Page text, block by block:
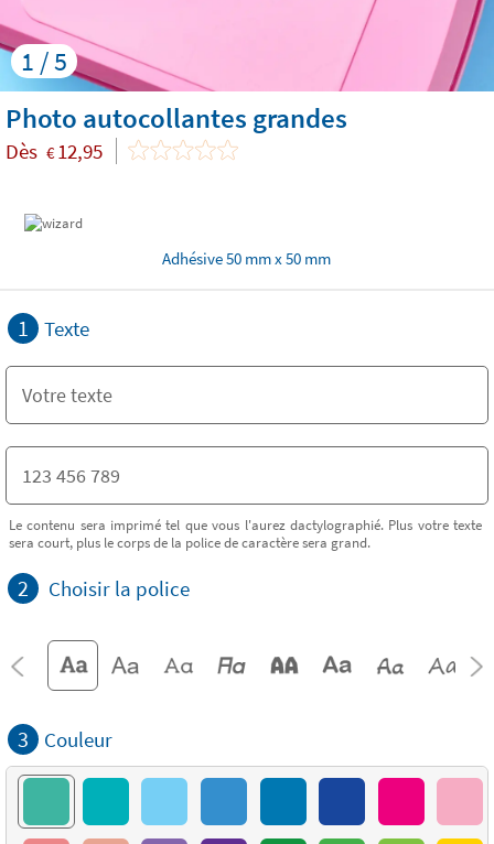
1 / 5
Photo autocollantes grandes
Dès €12,95
Adhésive 50 mm x 50 mm
1 Texte
Le contenu sera imprimé tel que vous l'aurez dactylographié. Plus votre texte
sera court, plus le corps de la police de caractère sera grand.
2 Choisir la police
3 Couleur